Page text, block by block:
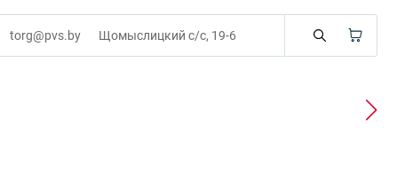
torg@pvs.by Щомыслицкий с/с, 19-6